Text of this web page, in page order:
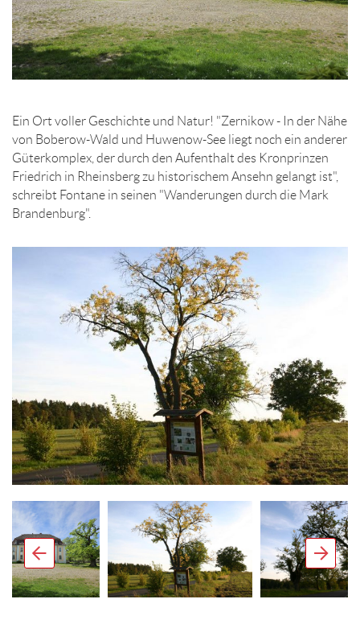
Ein Ort voller Geschichte und Natur! "Zernikow - In der Nähe
von Boberow-Wald und Huwenow-See liegt noch ein anderer
Güterkomplex, der durch den Aufenthalt des Kronprinzen
Friedrich in Rheinsberg zu historischem Ansehn gelangt ist",
schreibt Fontane in seinen "Wanderungen durch die Mark
Brandenburg".